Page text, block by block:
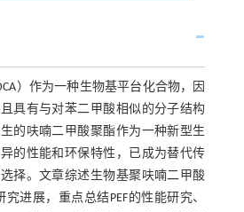
）作为一种生物基平台化合物，因
具有与对苯二甲酸相似的分子结构
的呋喃二甲酸聚酯作为一种新型生
的性能和环保特性，已成为替代传
择。文章综述生物基聚呋喃二甲酸
究进展，重点总结PEF的性能研究、